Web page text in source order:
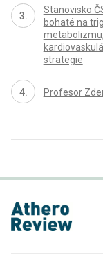
Stanovisko
bohaté na
strategie
Profesor
proLékaře.cz